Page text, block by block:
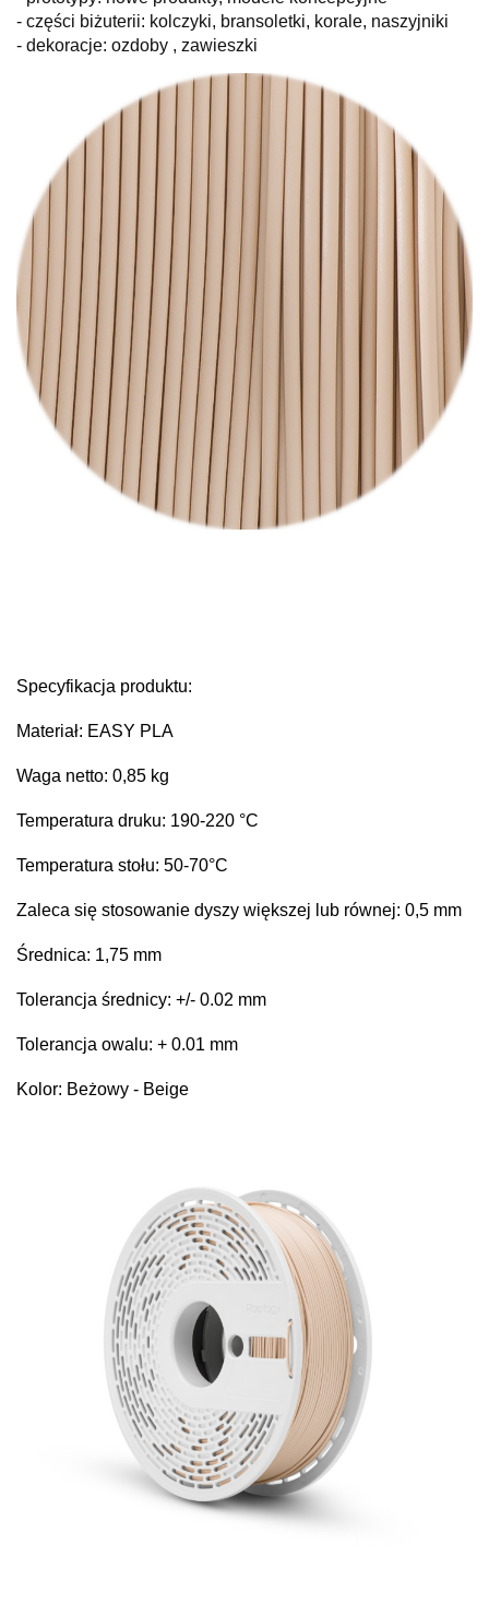
- części biżuterii: kolczyki, bransoletki, korale, naszyjniki
- dekoracje: ozdoby , zawieszki
Specyfikacja produktu:
Materiał: EASY PLA
Waga netto: 0,85 kg
Temperatura druku: 190-220 °C
Temperatura stołu: 50-70°C
Zaleca się stosowanie dyszy większej lub równej: 0,5 mm
Średnica: 1,75 mm
Tolerancja średnicy: +/- 0.02 mm
Tolerancja owalu: + 0.01 mm
Kolor: Beżowy - Beige